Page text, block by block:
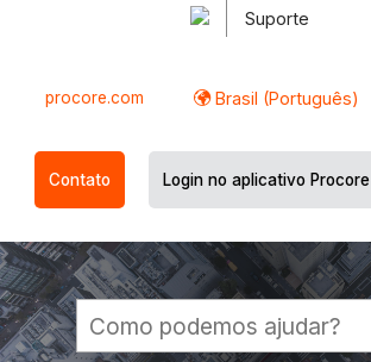
Suporte
procore.com Brasil (Português)
Contato Login no aplicativo Procore